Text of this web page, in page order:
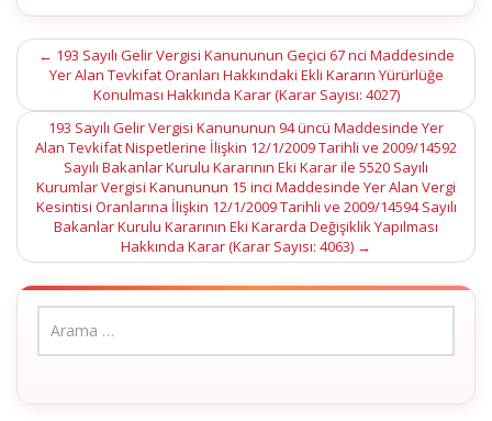
Post
navigation
← 193 Sayılı Gelir Vergisi Kanununun Geçici 67 nci Maddesinde
Yer Alan Tevkifat Oranları Hakkındaki Ekli Kararın Yürürlüğe
Konulması Hakkında Karar (Karar Sayısı: 4027)
193 Sayılı Gelir Vergisi Kanununun 94 üncü Maddesinde Yer
Alan Tevkifat Nispetlerine İlişkin 12/1/2009 Tarihli ve 2009/14592
Sayılı Bakanlar Kurulu Kararının Eki Karar ile 5520 Sayılı
Kurumlar Vergisi Kanununun 15 inci Maddesinde Yer Alan Vergi
Kesintisi Oranlarına İlişkin 12/1/2009 Tarihli ve 2009/14594 Sayılı
Bakanlar Kurulu Kararının Eki Kararda Değişiklik Yapılması
Hakkında Karar (Karar Sayısı: 4063) →